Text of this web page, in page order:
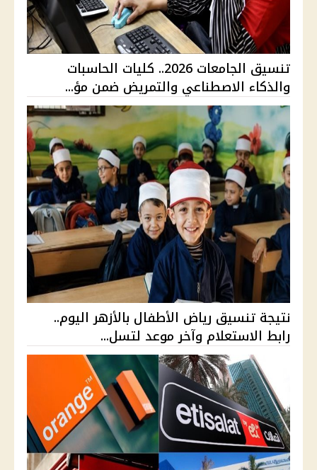
تنسيق الجامعات 2026.. كليات الحاسبات
والذكاء الاصطناعي والتمريض ضمن مؤ...
نتيجة تنسيق رياض الأطفال بالأزهر اليوم..
رابط الاستعلام وآخر موعد لتسل...